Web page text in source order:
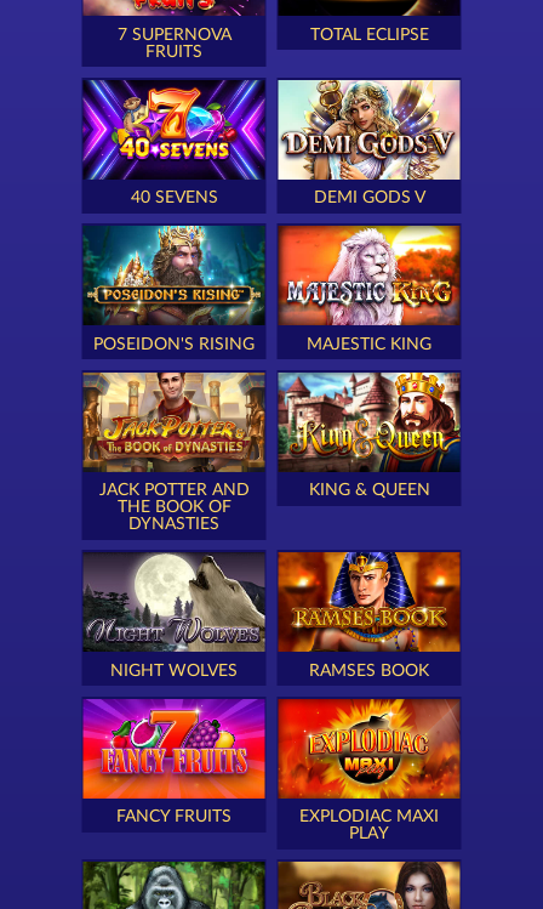
7 SUPERNOVA
FRUITS
TOTAL ECLIPSE
40 SEVENS DEMI GODS V
POSEIDON'S RISING MAJESTIC KING
JACK POTTER AND
THE BOOK OF
DYNASTIES
KING & QUEEN
NIGHT WOLVES RAMSES BOOK
FANCY FRUITS
EXPLODIAC MAXI
PLAY